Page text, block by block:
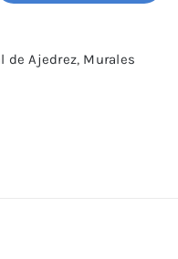
de Ajedrez, Murales